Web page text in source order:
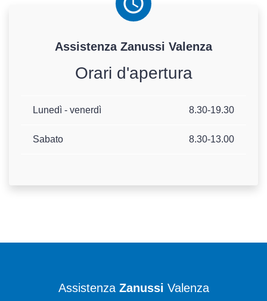
Assistenza Zanussi Valenza
Orari d'apertura
Lunedì - venerdì 8.30-19.30
Sabato 8.30-13.00
Assistenza Zanussi Valenza